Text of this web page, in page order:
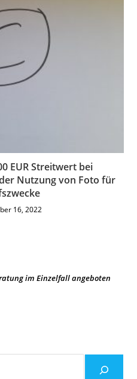
EUR Streitwert bei
Nutzung von Foto für
16, 2022
im Einzelfall angeboten